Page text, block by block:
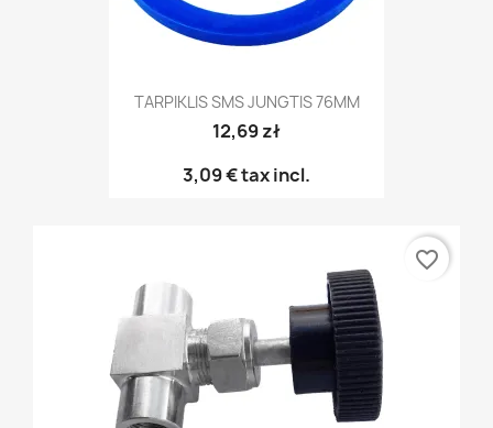
TARPIKLIS SMS JUNGTIS 76MM
12,69 zł
3,09 €tax incl.
favorite_border